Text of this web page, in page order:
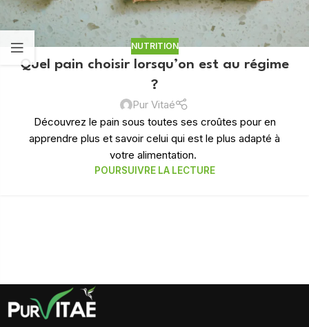
NUTRITION
Quel pain choisir lorsqu’on est au régime
?
Pur Vitaé
Découvrez le pain sous toutes ses croûtes pour en
apprendre plus et savoir celui qui est le plus adapté à
votre alimentation.
POURSUIVRE LA LECTURE